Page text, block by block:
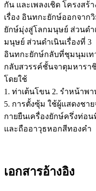
กัน และเพลงเชิด โครงสร้
เรื่อง อินทกะยักษ์ออกจาก
ยักษ์มุ่งสู่โลกมนุษย์ ส่วนดำ
มนุษย์ ส่วนดำเนินเรื่องที่ 3
อินทกะยักษ์กลับที่ชุมนุมเท
กลับสวรรค์ชั้นจาตุมหารา
โดยใช้
1. ท่าเต้นโขน 2. รำหน้าพ
5. การตั้งซุ้ม ใช้ผู้แสดงชา
กายยืนเครื่องยักษ์ครึ่งท่อ
และถืออาวุธหอกสีทองคำ
เอกสารอ้างอิง